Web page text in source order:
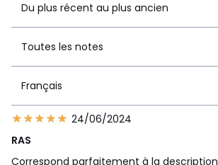
Du plus récent au plus ancien
Toutes les notes
Français
24/06/2024
RAS
Correspond parfaitement à la description